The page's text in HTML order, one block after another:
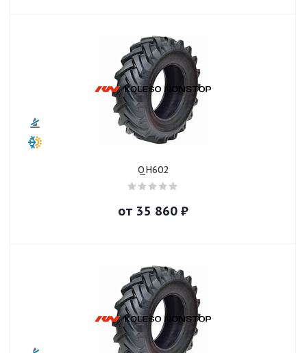
QH602
от 35 860₽